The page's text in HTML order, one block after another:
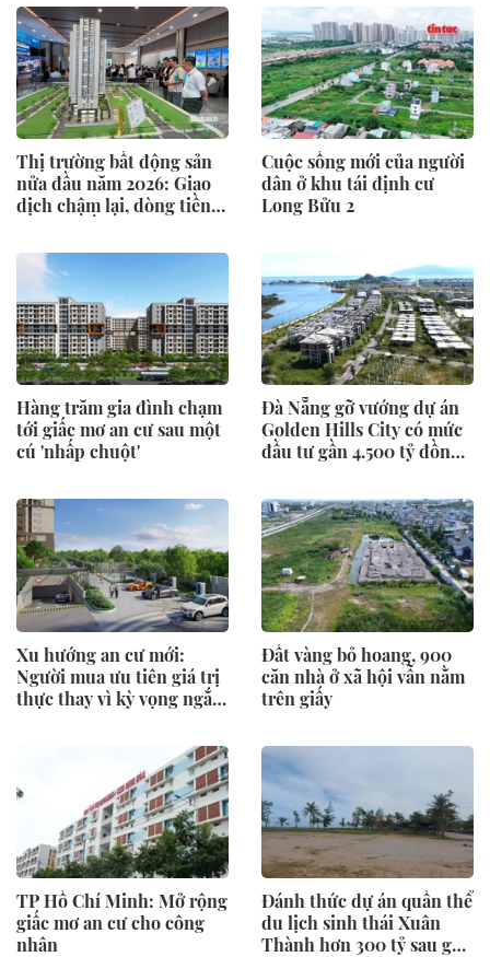
Thị trường bất động sản
nửa đầu năm 2026: Giao
dịch chậm lại, dòng tiền
trị thực
Cuộc sống mới của người
dân ở khu tái định cư
Long Bửu 2
Hàng trăm gia đình chạm
tới giấc mơ an cư sau một
cú 'nhấp chuột'
Đà Nẵng gỡ vướng dự án
Golden Hills City có mức
đầu tư gần 4.500 tỷ đồng,
Xu hướng an cư mới:
Người mua ưu tiên giá trị
thực thay vì kỳ vọng ngắn
Đất vàng bỏ hoang, 900
căn nhà ở xã hội vẫn nằm
trên giấy
TP Hồ Chí Minh: Mở rộng
giấc mơ an cư cho công
nhân
Đánh thức dự án quần thể
du lịch sinh thái Xuân
Thành hơn 300 tỷ sau gần